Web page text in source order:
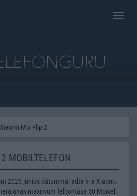
Toggle
Xiaomi Mix Flip 2
MOBILTELEFON
2025 június dátummal adta ki a Xiaomi.
maximum felbontása 50 Mpixel.